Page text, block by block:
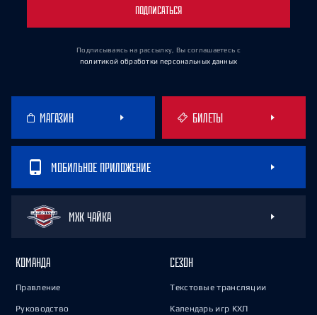
ПОДПИСАТЬСЯ
Подписываясь на рассылку, Вы соглашаетесь с
политикой обработки персональных данных
МАГАЗИН БИЛЕТЫ
МОБИЛЬНОЕ ПРИЛОЖЕНИЕ
МХК ЧАЙКА
КОМАНДА
Правление
Руководство
СЕЗОН
Текстовые трансляции
Календарь игр КХЛ